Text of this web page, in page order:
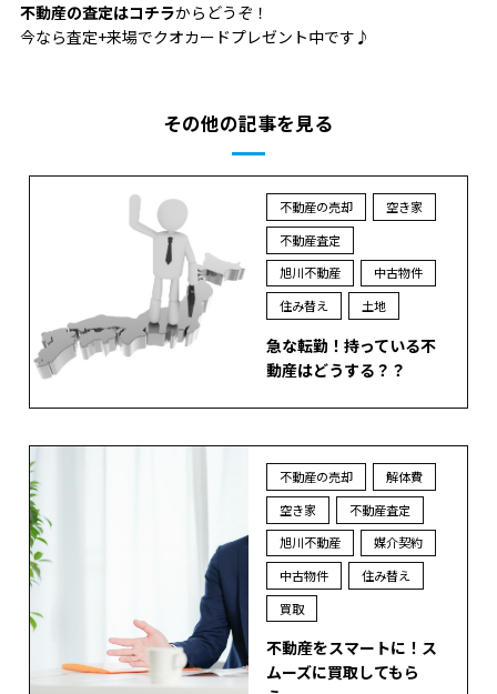
不動産の査定はコチラからどうぞ！
今なら査定+来場でクオカードプレゼント中です ♪
その他の記事を見る
不動産の売却
空き家
不動産査定
旭川不動産
中古物件
住み替え
土地
急な転勤！持っている不
動産はどうする？？
不動産の売却
解体費
空き家
不動産査定
旭川不動産
媒介契約
中古物件
住み替え
買取
不動産をスマートに！ス
ムーズに買取してもら